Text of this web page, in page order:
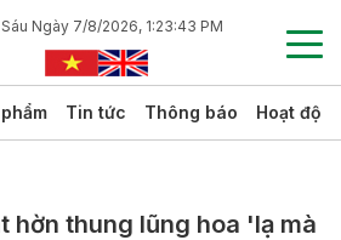
Ngày 7/8/2026, 1:23:44 PM
Tin tức Thông báo Hoạt
hờn thung lũng hoa 'lạ mà